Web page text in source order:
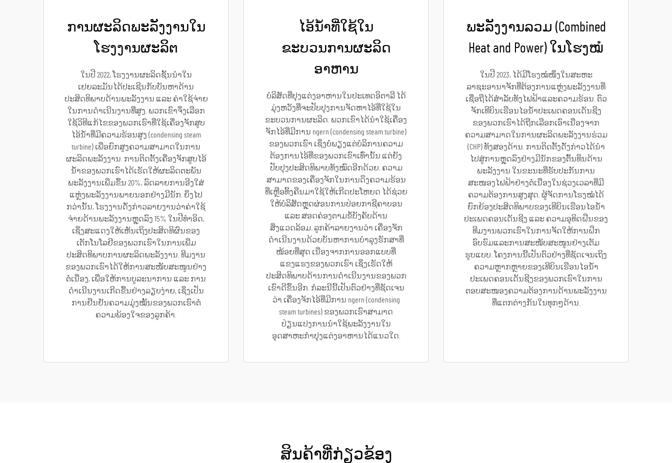
ການຜະລິດພະລັງງານໃນ
ໂຮງງານຜະລິຕ
ໃນປີ 2022, ໂຮງງານຜະລິດຊັ້ນນຳໃນ
ເຢຍລະມັນໄດ້ປະເຊີນກັບບັນຫາດ້ານ
ປະສິດທິພາບດ້ານພະລັງງານ ແລະ ຄ່າໃຊ້ຈ່າຍ
ໃນການດຳເນີນງານທີ່ສູງ. ພວກເຂົາຈຶ່ງເລືອກ
ໃຊ້ວິທີແກ້ໄຂຂອງພວກເຮົາທີ່ໃຊ້ເຄື່ອງຈັກສູບ
ໄອ້ນ້ຳທີ່ມີຄວາມຮ້ອນສູງ (condensing steam
turbine) ເພື່ອຍົກສູງຄວາມສາມາດໃນການ
ຜະລິດພະລັງງານ. ການຕິດຕັ້ງເຄື່ອງຈັກສູບໄອ້
ນ້ຳຂອງພວກເຮົາໄດ້ເຮັດໃຫ້ຜະລິດຕະພັນ
ພະລັງງານເພີ່ມຂຶ້ນ 20%, ລົດລາຍການອີງໃສ່
ແຫຼ່ງພະລັງງານພາຍນອກຢ່າງມີນັກ. ຍິ່ງໄປ
ກວ່ານັ້ນ, ໂຮງງານດັ່ງກ່າວລາຍງານວ່າຄ່າໃຊ້
ຈ່າຍດ້ານພະລັງງານຫຼຸດລົງ 15% ໃນປີທຳອິດ,
ເຊິ່ງສະແດງໃຫ້ເຫັນເຖິງປະສິດທິຜົນຂອງ
ເຕັກໂນໂລຢີຂອງພວກເຮົາໃນການເພີ່ມ
ປະສິດທິພາບການຜະລິດພະລັງງານ. ທີມງານ
ຂອງພວກເຮົາໄດ້ໃຫ້ການສະໜັບສະໜູນຢ່າງ
ຕໍ່ເນື່ອງ, ເພື່ອໃຫ້ການບູລະນາການ ແລະ ການ
ດຳເນີນງານເກີດຂື້ນຢ່າງລຽບງ່າຍ, ເຊິ່ງເປັນ
ການຢືນຢັນຄວາມມຸ່ງໝັ້ນຂອງພວກເຮົາຕໍ່
ຄວາມພ້ອງໃຈຂອງລູກຄ້າ.
ໄອ້ນ້ຳທີ່ໃຊ້ໃນ
ຂະບວນການຜະລິດ
ອາຫານ
ບໍລິສັດທີ່ປຸງແຕ່ງອາຫານໃນປະເທດອິຕາລີ ໄດ້
ມຸ່ງຫວັງທີ່ຈະປັບປຸງການຈັດຫາໄອ້ທີ່ໃຊ້ໃນ
ຂະບວນການຜະລິດ. ພວກເຂົາໄດ້ນຳໃຊ້ເຄື່ອງ
ຈັກໄອ້ທີ່ມີການ ngern (condensing steam turbine)
ຂອງພວກເຮົາ ເຊິ່ງບໍ່ພຽງແຕ່ບໍລິການຄວາມ
ຕ້ອງການໄອ້ທີ່ຂອງພວກເຂົາເທົ່ານັ້ນ ແຕ່ຍັງ
ປັບປຸງປະສິດທິພາບທັງໝົດອີກດ້ວຍ. ຄວາມ
ສາມາດຂອງເຄື່ອງຈັກໃນການດຶງຄວາມຮ້ອນ
ທີ່ເຫຼືອທິ້ງຄືນມາໃຊ້ໃຫ້ເກີດປະໂຫຍດ ໄດ້ຊ່ວຍ
ໃຫ້ບໍລິສັດຫຼຸດຜ່ອນການປ່ອຍກາຊີຄາບອນ
ແລະ ສອດຄ່ອງຕາມຂໍ້ບັງຄັບດ້ານ
ສິ່ງແວດລ້ອມ. ລູກຄ້າລາຍງານວ່າ ເຄື່ອງຈັກ
ດຳເນີນງານດ້ວຍບັນຫາການບຳລຸງຮັກສາທີ່
ໜ້ອຍທີ່ສຸດ ເນື່ອງຈາກການອອກແບບທີ່
ແຂງແຮງຂອງພວກເຮົາ ເຊິ່ງເຮັດໃຫ້
ປະສິດທິພາບດ້ານການດຳເນີນງານຂອງພວກ
ເຂົາດີຂຶ້ນອີກ. ກໍລະນີນີ້ເປັນຕົວຢ່າງທີ່ຊັດເຈນ
ວ່າ ເຄື່ອງຈັກໄອ້ທີ່ມີການ ngern (condensing
steam turbines) ຂອງພວກເຮົາສາມາດ
ປ່ຽນແປງການນຳໃຊ້ພະລັງງານໃນ
ອຸດສາຫະກຳປຸງແຕ່ງອາຫານໄດ້ແນວໃດ.
ພະລັງງານລວມ (Combined
Heat and Power) ໃນໂຮງໝໍ
ໃນປີ 2023, ໄດ້ມີໂຮງໝໍໜຶ່ງໃນສະຫະ
ລາຊະອານາຈັກທີ່ຕ້ອງການແຫຼ່ງພະລັງງານທີ່
ເຊື່ອຖືໄດ້ສຳລັບທັງໄຟຟ້າແລະຄວາມຮ້ອນ. ຕົວ
ຈັກເທີບິນເຮືອນໄອນ້ຳປະເພດຄອນເດັນຊີງ
ຂອງພວກເຮົາໄດ້ຖືກເລືອກເອົາເນື່ອງຈາກ
ຄວາມສາມາດໃນການຜະລິດພະລັງງານຮ່ວມ
(CHP) ທັງສອງດ້ານ. ການຕິດຕັ້ງດັ່ງກ່າວໄດ້ນຳ
ໄປສູ່ການຫຼຸດລົງຢ່າງມີນັກຂອງຕົ້ນທຶນດ້ານ
ພະລັງງານ ໃນຂະນະທີ່ຮັບປະກັນການ
ສະໜອງໄຟຟ້າຢ່າງຕໍ່ເນື່ອງໃນຊ່ວງເວລາທີ່ມີ
ຄວາມຕ້ອງການສູງສຸດ. ຜູ້ຈັດການໂຮງໝໍໄດ້
ຍົກຍ້ອງປະສິດທິພາບຂອງເທີບິນເຮືອນໄອນ້ຳ
ປະເພດຄອນເດັນຊີງ ແລະ ຄວາມອຸທິດຝືນຂອງ
ທີມງານພວກເຮົາໃນການຈັດໃຫ້ການຝຶກ
ອົບຮົມແລະການສະໜັບສະໜູນຢ່າງເຕັມ
ຮູບແບບ. ໂຄງການນີ້ເປັນຕົວຢ່າງທີ່ຊັດເຈນເຖິງ
ຄວາມຫຼາກຫຼາຍຂອງເທີບິນເຮືອນໄອນ້ຳ
ປະເພດຄອນເດັນຊີງຂອງພວກເຮົາໃນການ
ຕອບສະໜອງຄວາມຕ້ອງການດ້ານພະລັງງານ
ທີ່ແຕກຕ່າງກັນໃນທຸກໆດ້ານ.
ສິນຄ້າທີ່ກ່ຽວຂ້ອງ